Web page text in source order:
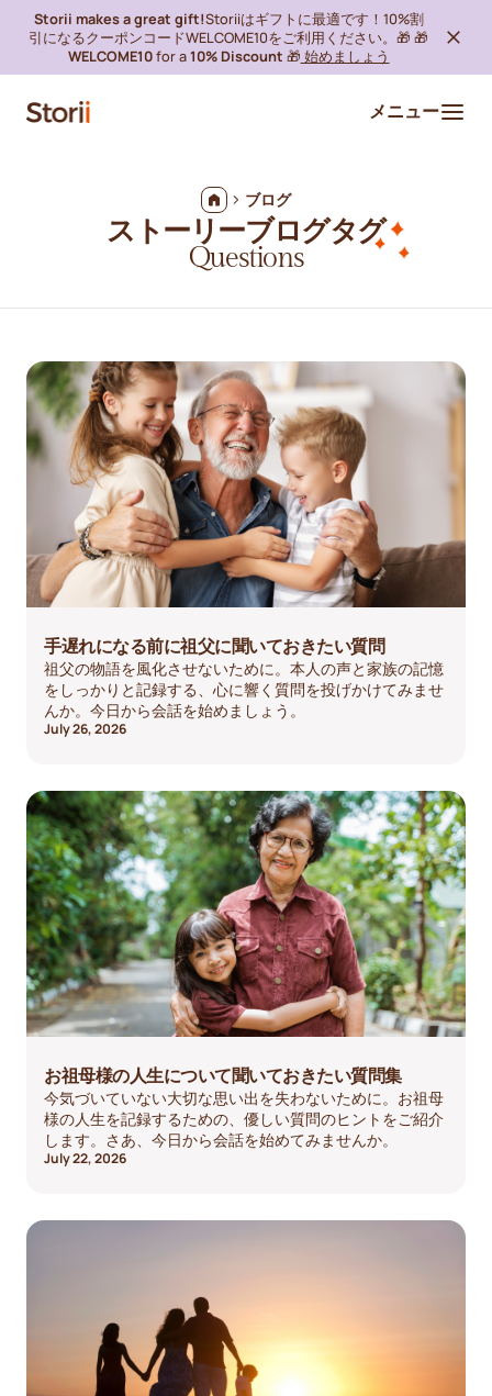
Storii makes a great gift!Storiiはギフトに最適です！10%割
引になるクーポンコードWELCOME10をご利用ください。🎁 🎁
WELCOME10for a10% Discount 🎁 始めましょう
メニュー
ブログ
ストーリーブログタグ
Questions
手遅れになる前に祖父に聞いておきたい質問
祖父の物語を風化させないために。本人の声と家族の記憶
をしっかりと記録する、心に響く質問を投げかけてみませ
んか。今日から会話を始めましょう。
July 26, 2026
お祖母様の人生について聞いておきたい質問集
今気づいていない大切な思い出を失わないために。お祖母
様の人生を記録するための、優しい質問のヒントをご紹介
します。さあ、今日から会話を始めてみませんか。
July 22, 2026